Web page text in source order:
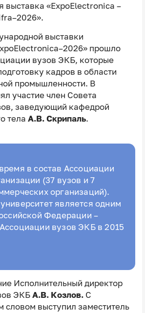
«ExpoElectronica –
выставки
прошло
вузов ЭКБ, которые
кадров в области
промышленности. В
участие член Совета
заведующий кафедрой
тела А.В. Скрипаль.
в состав Ассоциации
(37 вузов и 7
организаций).
является одним
Федерации –
вузов ЭКБ в 2015
Исполнительный директор
ЭКБ А.В. Козлов. С
словом выступил заместитель